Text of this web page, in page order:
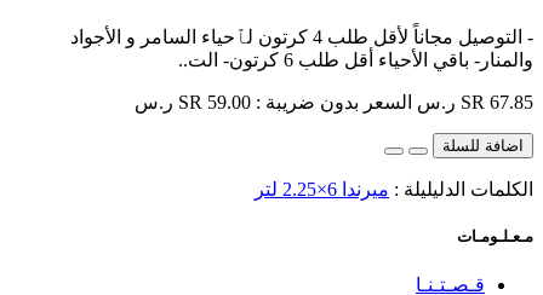
- التوصيل مجاناً لأقل طلب 4 كرتون لٱحياء السامر و الأجواد
والمنار- باقي الأحياء أقل طلب 6 كرتون- الت..
SR 67.85 ر.س السعر بدون ضريبة : SR 59.00 ر.س
اضافة للسلة
الكلمات الدليليلة : ميرندا 6×2.25 لتر
مـعـلـومـات
قـصـتـنـا